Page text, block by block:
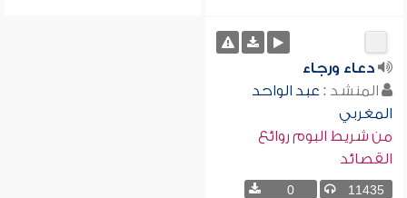
دعاء ورجاء
المنشد : عبد الواحد
المغربي
من شريط البوم روائع
القصائد
11435
0